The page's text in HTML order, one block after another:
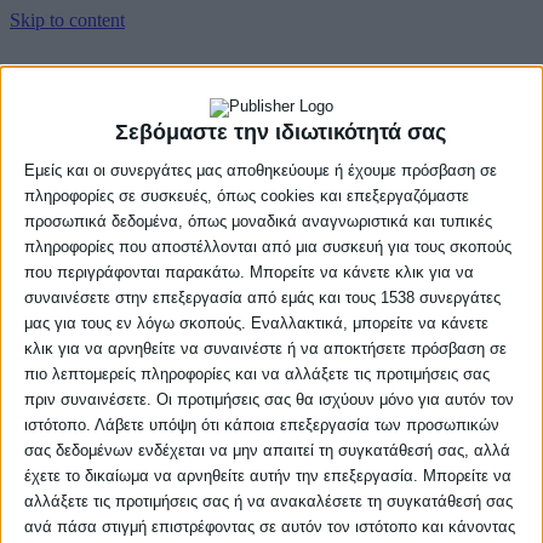
Σεβόμαστε την ιδιωτικότητά σας
Εμείς και οι συνεργάτες μας αποθηκεύουμε ή έχουμε πρόσβαση σε
πληροφορίες σε συσκευές, όπως cookies και επεξεργαζόμαστε
προσωπικά δεδομένα, όπως μοναδικά αναγνωριστικά και τυπικές
πληροφορίες που αποστέλλονται από μια συσκευή για τους σκοπούς
που περιγράφονται παρακάτω. Μπορείτε να κάνετε κλικ για να
συναινέσετε στην επεξεργασία από εμάς και τους 1538 συνεργάτες
μας για τους εν λόγω σκοπούς. Εναλλακτικά, μπορείτε να κάνετε
κλικ για να αρνηθείτε να συναινέστε ή να αποκτήσετε πρόσβαση σε
πιο λεπτομερείς πληροφορίες και να αλλάξετε τις προτιμήσεις σας
πριν συναινέσετε. Οι προτιμήσεις σας θα ισχύουν μόνο για αυτόν τον
ιστότοπο. Λάβετε υπόψη ότι κάποια επεξεργασία των προσωπικών
σας δεδομένων ενδέχεται να μην απαιτεί τη συγκατάθεσή σας, αλλά
έχετε το δικαίωμα να αρνηθείτε αυτήν την επεξεργασία. Μπορείτε να
αλλάξετε τις προτιμήσεις σας ή να ανακαλέσετε τη συγκατάθεσή σας
ανά πάσα στιγμή επιστρέφοντας σε αυτόν τον ιστότοπο και κάνοντας
Skip to content
Βαθμολογία
Πρόγραμμα
Ομάδες
Νέα
Gallery
Αρχική
Βαθμολογία
Πρόγραμμα
Ομάδες
Νέα
Gallery